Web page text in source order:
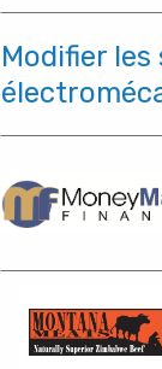
Modifier